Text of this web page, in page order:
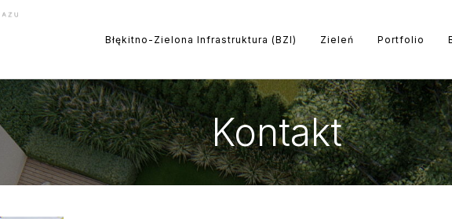
Błękitno-Zielona Infrastruktura (BZI) Zieleń Portfolio
Kontakt